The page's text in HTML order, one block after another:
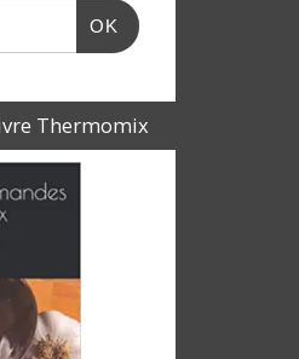
OK
Thermomix